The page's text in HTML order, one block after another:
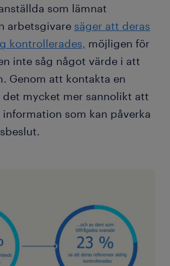
som lämnat
arbetsgivare säger att deras
kontrollerades, möjligen för
inte såg något värde i att
Genom att kontakta en
mycket mer sannolikt att
som kan påverka